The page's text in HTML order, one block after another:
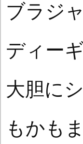
ブラジ
ディー
大胆に
もかも